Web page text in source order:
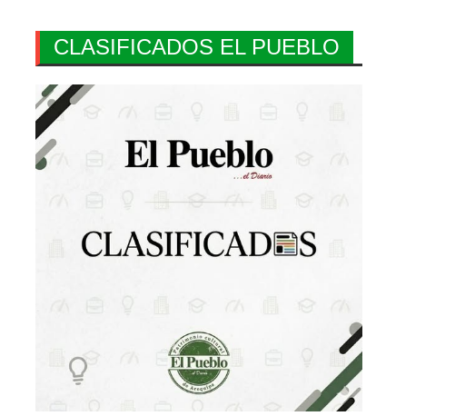
CLASIFICADOS EL PUEBLO